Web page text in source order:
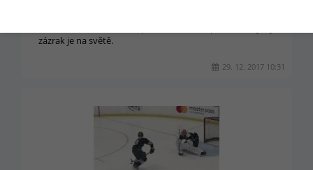
zázrak je na světě.
29. 12. 2017 10:31